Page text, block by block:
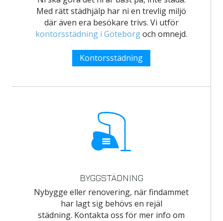
Med rätt städhjälp har ni en trevlig miljö
där även era besökare trivs. Vi utför
kontorsstädning i Göteborgoch omnejd.
Kontorsstädning
BYGGSTÄDNING
Nybygge eller renovering, när findammet
har lagt sig behövs en rejäl
städning. Kontakta oss för mer info om